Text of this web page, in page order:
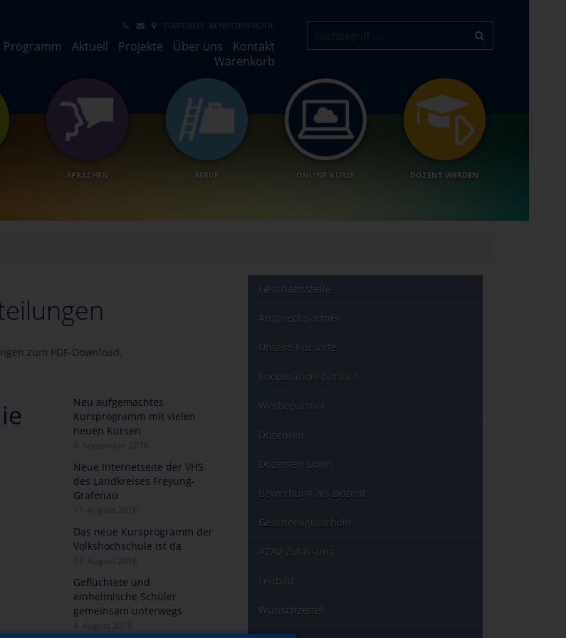
STARTSEITE BENUTZERPROFIL
Programm Aktuell Projekte Über uns
Kontakt
Warenkorb
SPRACHEN BERUF ONLINE-KURSE DOZENT WERDEN
zum PDF-Download.
Neu aufgemachtes
Kursprogramm mit vielen
neuen Kursen
Neue Internetseite der VHS
des Landkreises Freyung-
Grafenau
Das neue Kursprogramm der
Volkshochschule ist da
Geflüchtete und
einheimische Schüler
gemeinsam unterwegs
Geschäftsstelle
Ansprechpartner
Unsere Kursorte
Kooperationspartner
Werbepartner
Dozenten
Dozenten Login
Bewerbung als Dozent
Geschenkgutschein
AZAV-Zulassung
Leitbild
Wunschzettel